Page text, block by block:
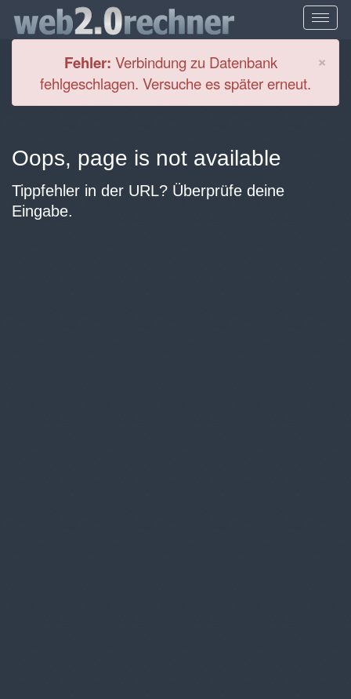
×
Fehler: Verbindung zu Datenbank
fehlgeschlagen. Versuche es später erneut.
Oops, page is not available
Tippfehler in der URL? Überprüfe deine
Eingabe.